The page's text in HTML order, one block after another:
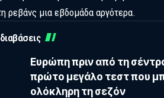
ρεβάνς μια εβδομάδα αργότερα.
Ευρώπη πριν από τη
πρώτο μεγάλο τεστ που
ολόκληρη τη σεζόν